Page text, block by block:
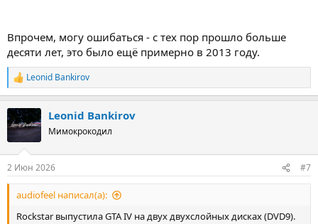
Впрочем, могу ошибаться - с тех пор прошло больше
десяти лет, это было ещё примерно в 2013 году.
Р
е
к
ц
Leonid Bankirov
Leonid Bankirov
Мимокрокодил
2 Июн 2026 #7
audiofeel написал(а):
Rockstar выпустила GTA IV на двух двухслойных дисках (DVD9).